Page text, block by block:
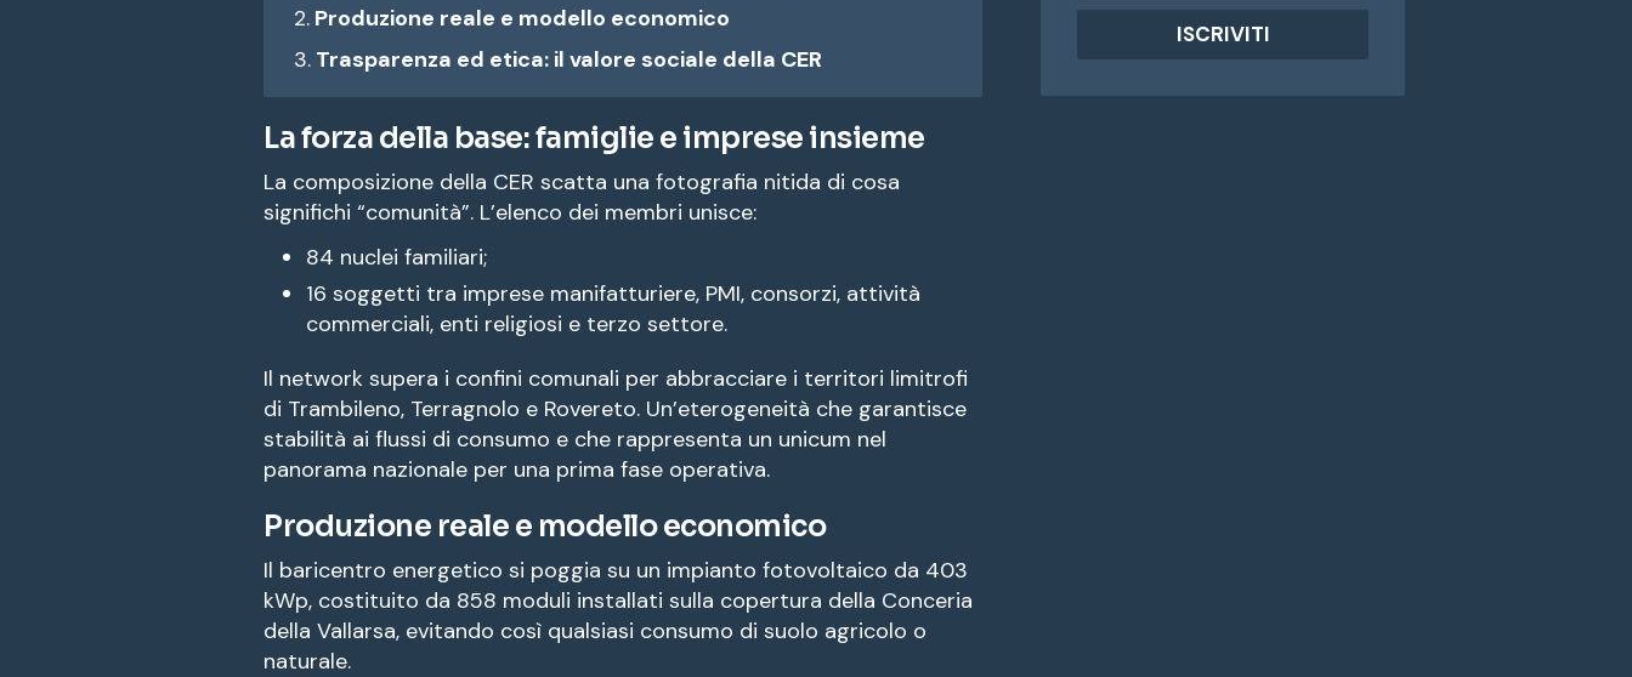
Produzione reale e modello economico
Trasparenza ed etica: il valore sociale della CER
La forza della base: famiglie e imprese insieme
La composizione della CER scatta una fotografia nitida di cosa
significhi “comunità”. L’elenco dei membri unisce:
84 nuclei familiari;
16 soggetti tra imprese manifatturiere, PMI, consorzi, attività
commerciali, enti religiosi e terzo settore.
Il network supera i confini comunali per abbracciare i territori limitrofi
di Trambileno, Terragnolo e Rovereto. Un’eterogeneità che garantisce
stabilità ai flussi di consumo e che rappresenta un unicum nel
panorama nazionale per una prima fase operativa.
Produzione reale e modello economico
Il baricentro energetico si poggia su un impianto fotovoltaico da 403
kWp, costituito da 858 moduli installati sulla copertura della Conceria
della Vallarsa, evitando così qualsiasi consumo di suolo agricolo o
naturale.
d
r